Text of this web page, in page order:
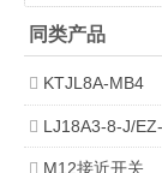
同类产品
KTJL8A-MB4
LJ18A3-8-J/
M12接近开关